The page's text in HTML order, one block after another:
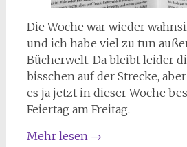
Die Woche war wieder
und ich habe viel zu tun
Bücherwelt. Da bleibt leider
bisschen auf der Strecke,
es ja jetzt in dieser Woche
Feiertag am Freitag.
Mehr lesen →